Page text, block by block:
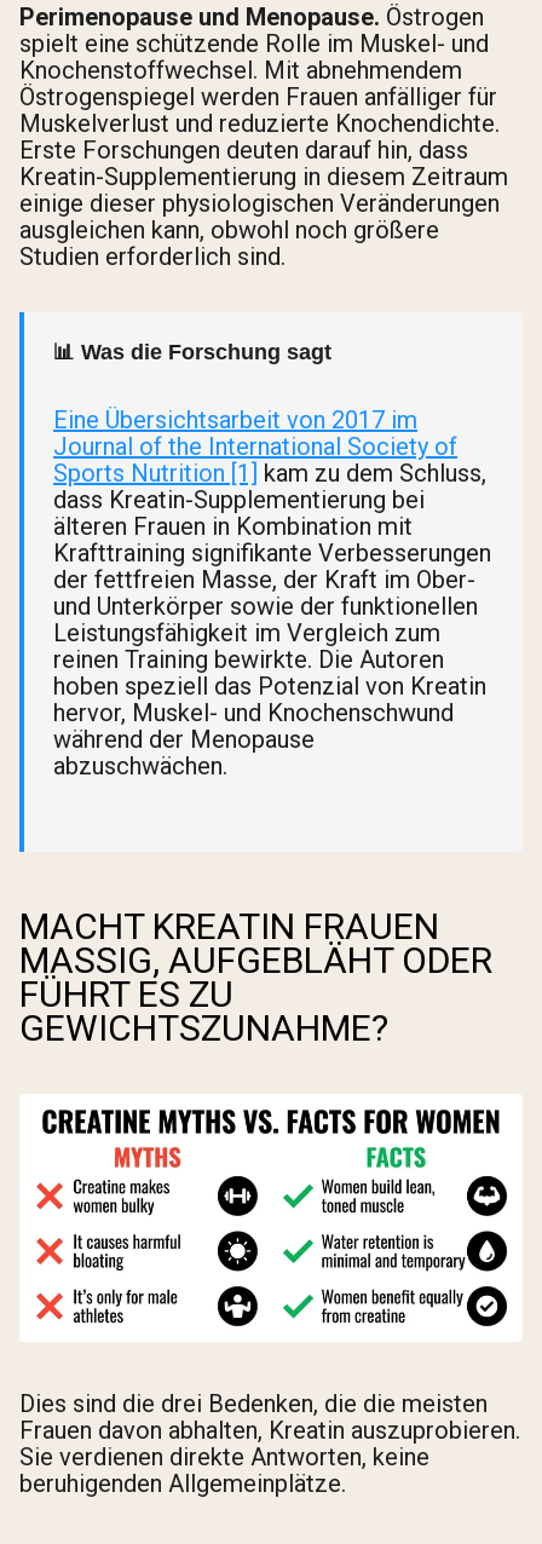
Perimenopause und Menopause. Östrogen
spielt eine schützende Rolle im Muskel- und
Knochenstoffwechsel. Mit abnehmendem
Östrogenspiegel werden Frauen anfälliger für
Muskelverlust und reduzierte Knochendichte.
Erste Forschungen deuten darauf hin, dass
Kreatin-Supplementierung in diesem Zeitraum
einige dieser physiologischen Veränderungen
ausgleichen kann, obwohl noch größere
Studien erforderlich sind.
📊 Was die Forschung sagt
Eine Übersichtsarbeit von 2017 im
Journal of the International Society of
Sports Nutrition [1] kam zu dem Schluss,
dass Kreatin-Supplementierung bei
älteren Frauen in Kombination mit
Krafttraining signifikante Verbesserungen
der fettfreien Masse, der Kraft im Ober-
und Unterkörper sowie der funktionellen
Leistungsfähigkeit im Vergleich zum
reinen Training bewirkte. Die Autoren
hoben speziell das Potenzial von Kreatin
hervor, Muskel- und Knochenschwund
während der Menopause
abzuschwächen.
MACHT KREATIN FRAUEN
MASSIG, AUFGEBLÄHT ODER
FÜHRT ES ZU
GEWICHTSZUNAHME?
Dies sind die drei Bedenken, die die meisten
Frauen davon abhalten, Kreatin auszuprobieren.
Sie verdienen direkte Antworten, keine
beruhigenden Allgemeinplätze.